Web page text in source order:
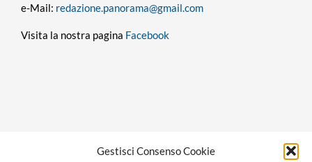
Gestisci Consenso Cookie
e-Mail: redazione.panorama@gmail.com
Visita la nostra pagina Facebook